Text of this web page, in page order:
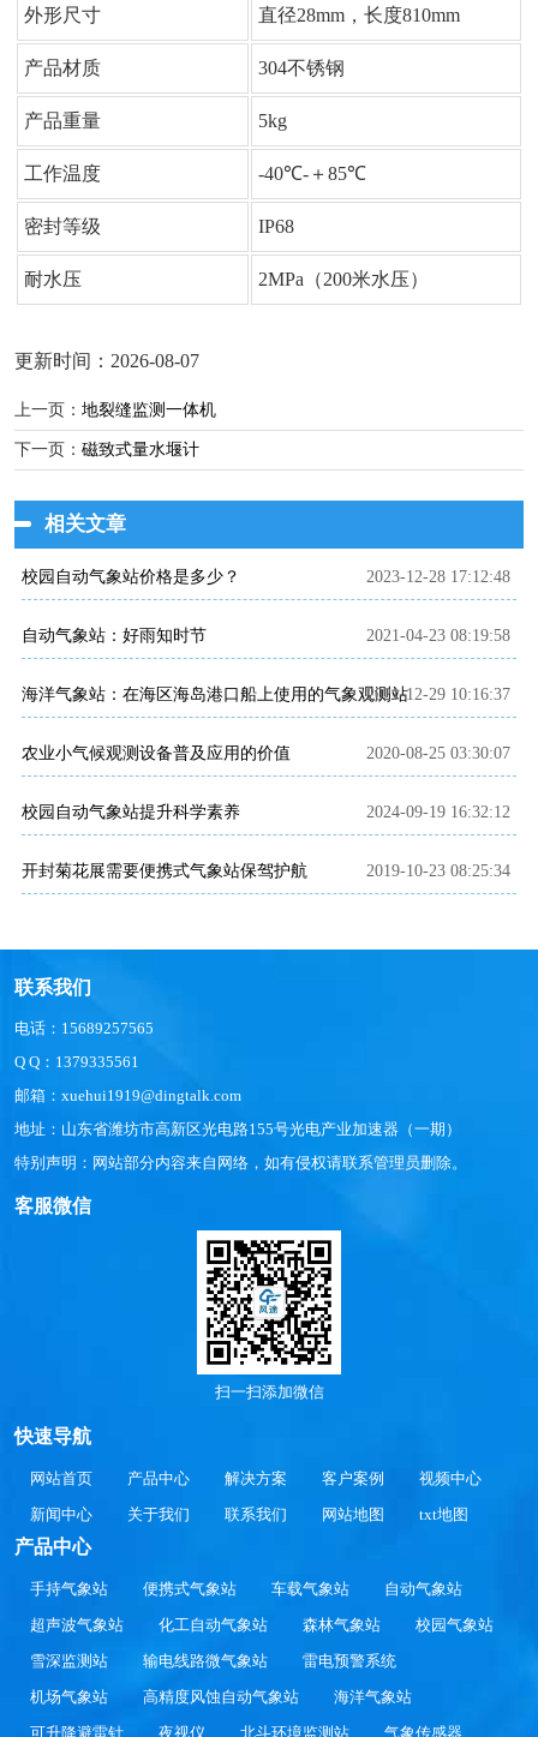
外形尺寸 直径28mm，长度810mm
产品材质 304不锈钢
产品重量 5kg
工作温度 -40℃-＋85℃
密封等级 IP68
耐水压 2MPa（200米水压）
更新时间：2026-08-07
上一页： 地裂缝监测一体机
下一页： 磁致式量水堰计
相关文章
校园自动气象站价格是多少？ 2023-12-28 17:12:48
自动气象站：好雨知时节 2021-04-23 08:19:58
海洋气象站：在海区海岛港口船上使用的气象观测站2021-12-29 10:16:37
农业小气候观测设备普及应用的价值 2020-08-25 03:30:07
校园自动气象站提升科学素养 2024-09-19 16:32:12
开封菊花展需要便携式气象站保驾护航 2019-10-23 08:25:34
联系我们
电话：15689257565
Q Q：1379335561
邮箱：xuehui1919@dingtalk.com
地址：山东省潍坊市高新区光电路155号光电产业加速器（一期）
特别声明：网站部分内容来自网络，如有侵权请联系管理员删除。
客服微信
扫一扫添加微信
快速导航
网站首页 产品中心 解决方案 客户案例
视频中心
新闻中心
关于我们 联系我们 网站地图 txt地图
产品中心
手持气象站 便携式气象站 车载气象站
自动气象站
超声波气象站
化工自动气象站 森林气象站
校园气象站
雪深监测站
输电线路微气象站
雷电预警系统
机场气象站
高精度风蚀自动气象站
海洋气象站
可升降避雷针
夜视仪 北斗环境监测站 气象传感器